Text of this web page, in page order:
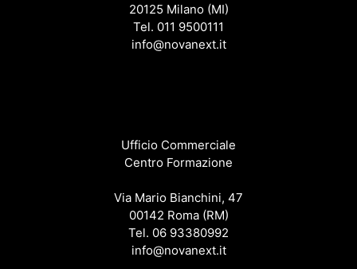
20125 Milano (MI)
Tel. 011 9500111
info@novanext.it
Ufficio Commerciale
Centro Formazione
Via Mario Bianchini, 47
00142 Roma (RM)
Tel. 06 93380992
info@novanext.it